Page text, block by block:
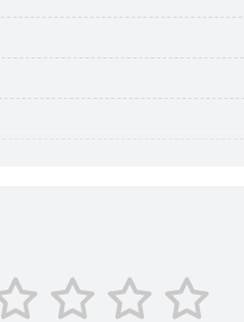
BIM Вентиляция: экспорт
и стоков санитарными
слои и изменение слоя
для трубопроводных